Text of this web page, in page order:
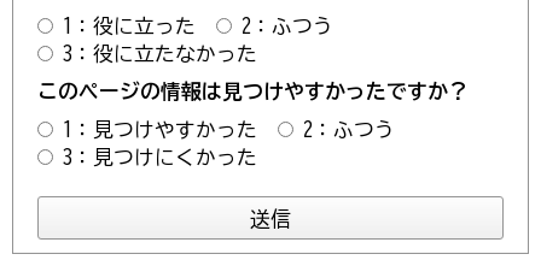
1：役に立った
2：ふつう
3：役に立たなかった
このページの情報は見つけやすかったですか？
1：見つけやすかった
2：ふつう
3：見つけにくかった